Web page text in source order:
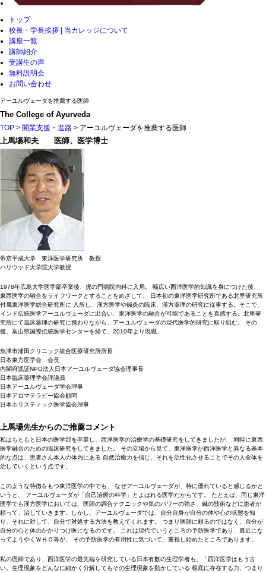
トップ
校長・学長挨拶 | 当カレッジについて
講座一覧
講師紹介
受講生の声
無料説明会
お問い合わせ
アーユルヴェーダを推薦する医師
The College of Ayurveda
TOP > 開業支援・進路 > アーユルヴェーダを推薦する医師
上馬塲和夫 医師、医学博士
帝京平成大学 東洋医学研究所 教授
ハリウッド大学院大学教授
1978年広島大学医学部卒業後、虎の門病院内科に入局。 幅広い西洋医学的知識を身につけた後、
東西医学の融合をライフワークとすることをめざして、 日本初の東洋医学研究所である北里研究所
付属東洋医学総合研究所に 入所し、漢方医学や鍼灸の臨床、漢方薬理の研究に従事する。そこで、
インド伝統医学アーユルヴェーダに出合い、東洋医学の融合が可能であることを直感する。北里研
究所にて臨床薬理の研究に携わりながら、アーユルヴェーダの現代医学的研究に取り組む。 その
後、富山県国際伝統医学センターを経て、2010年より現職。
魚津市浦田クリニック統合医療研究所所長
日本東方医学会 会長
内閣府認証NPO法人日本アーユルヴェーダ協会理事長
日本臨床薬理学会評議員
日本アーユルヴェーダ学会理事
日本アロマテラピー協会顧問
日本ホリスティック医学協会理事
上馬場先生からのご推薦コメント
私はもともと日本の医学部を卒業し、西洋医学の治療学の基礎研究をしてきましたが、 同時に東西
医学融合のための臨床研究をしてきました。 その立場から見て、東洋医学が西洋医学と異なる基本
的な点は、患者さん本人の体内にある 自然治癒力を信じ、それを活性化させることでその人全体を
治していくという点です。
このような特徴をもつ東洋医学の中でも、 なぜアーユルヴェーダが、特に優れていると感じるかと
いうと、 アーユルヴェーダが「自己治療の科学」とよばれる医学だからです。 たとえば、同じ東洋
医学でも漢方医学においては、医師の調合テクニックや気のパワーの強さ、鍼の技術などに患者が
頼って、治していきます。しかし、アーユルヴェーダでは、自分自身が自分の体や心の状態を知
り、それに対して、自分で対処する方法を教えてくれます。 つまり医師に頼るのではなく、自分が
自分の心と体のかかりつけ医になるのです。 これは現代でいうところの予防医学であり、最近にな
ってようやくＷＨＯ等が、 その予防医学の有用性に気づいて、重視し始めたところであります。
私の恩師であり、西洋医学の最先端を研究している日本有数の生理学者も、「西洋医学はもう古
い。生理現象をどんなに細かく分解してもその生理現象を動かしている 根底に存在する力、つまり